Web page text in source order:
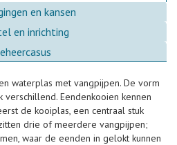
en kansen
en inrichting
waterplas met vangpijpen. De vorm
Eendenkooien kennen
de kooiplas, een centraal stuk
drie of meerdere vangpijpen;
waar de eenden in gelokt kunnen